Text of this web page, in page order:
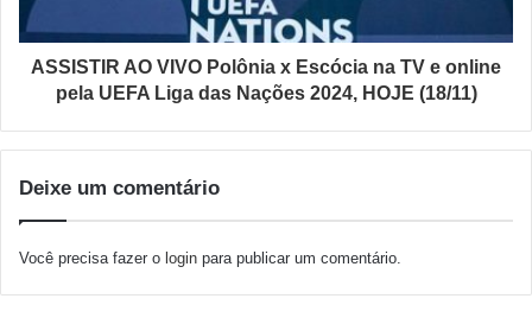
ASSISTIR AO VIVO Polônia x Escócia na TV e online
pela UEFA Liga das Nações 2024, HOJE (18/11)
Deixe um comentário
Você precisa fazer o login para publicar um comentário.